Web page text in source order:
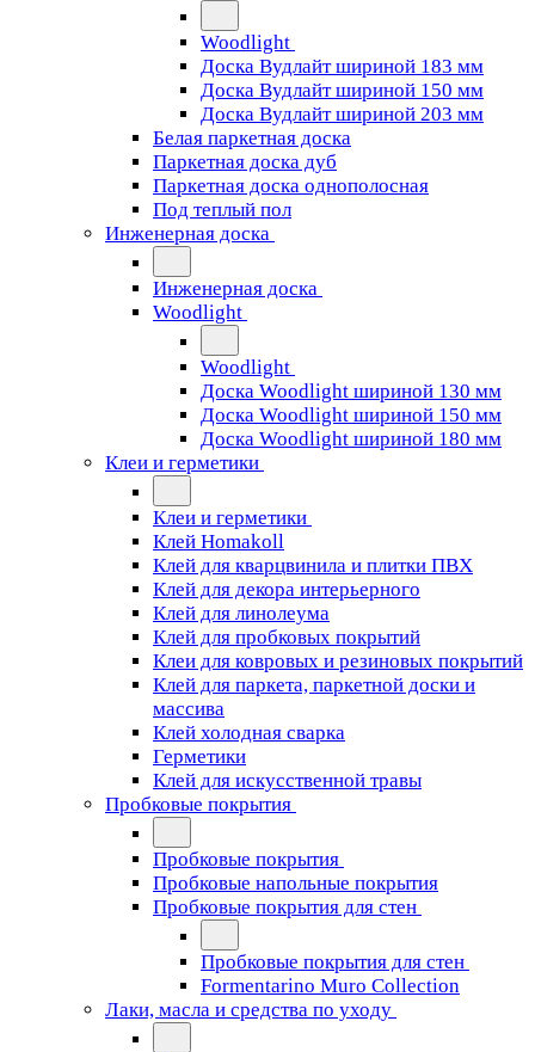
Woodlight
Доска Вудлайт шириной 183 мм
Доска Вудлайт шириной 150 мм
Доска Вудлайт шириной 203 мм
Белая паркетная доска
Паркетная доска дуб
Паркетная доска однополосная
Под теплый пол
Инженерная доска
Инженерная доска
Woodlight
Woodlight
Доска Woodlight шириной 130 мм
Доска Woodlight шириной 150 мм
Доска Woodlight шириной 180 мм
Клеи и герметики
Клеи и герметики
Клей Homakoll
Клей для кварцвинила и плитки ПВХ
Клей для декора интерьерного
Клей для линолеума
Клей для пробковых покрытий
Клеи для ковровых и резиновых покрытий
Клей для паркета, паркетной доски и
массива
Клей холодная сварка
Герметики
Клей для искусственной травы
Пробковые покрытия
Пробковые покрытия
Пробковые напольные покрытия
Пробковые покрытия для стен
Пробковые покрытия для стен
Formentarino Muro Collection
Лаки, масла и средства по уходу